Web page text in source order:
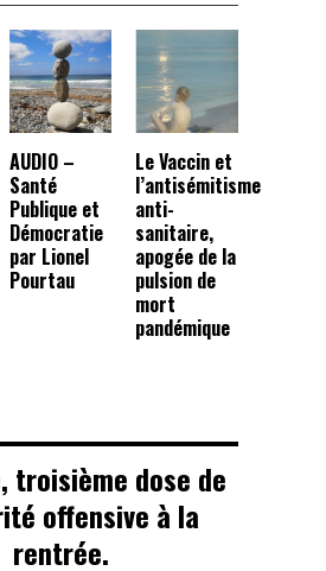
AUDIO –
Santé
Publique et
Démocratie
par Lionel
Pourtau
Le Vaccin et
l’antisémitisme
anti-
sanitaire,
apogée de la
pulsion de
mort
pandémique
troisième dose de
offensive à la
rentrée.